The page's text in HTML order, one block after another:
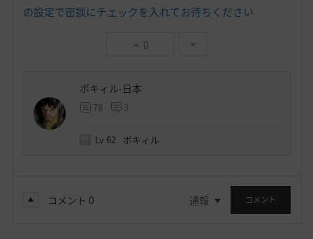
の設定で密談にチェックを入れてお待ちください
0
ポキィル-日本
78 3
Lv 62 ポキィル
コメント 0 通報 コメント